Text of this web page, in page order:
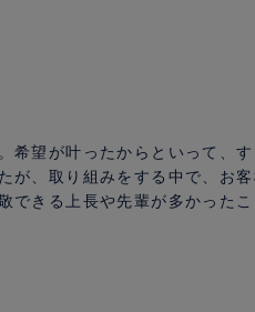
望が叶ったからといって、す
が、取り組みをする中で、お
できる上長や先輩が多かった